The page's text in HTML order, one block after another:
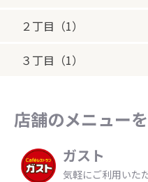
２丁目（1）
３丁目（1）
店舗のメニュー
ガスト
気軽にご利用いた